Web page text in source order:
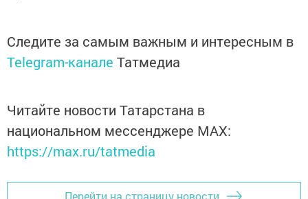
Следите за самым важным и интересным в
Telegram-канале Татмедиа
Читайте новости Татарстана в
национальном мессенджере MАХ:
https://max.ru/tatmedia
Перейти на страницу новости